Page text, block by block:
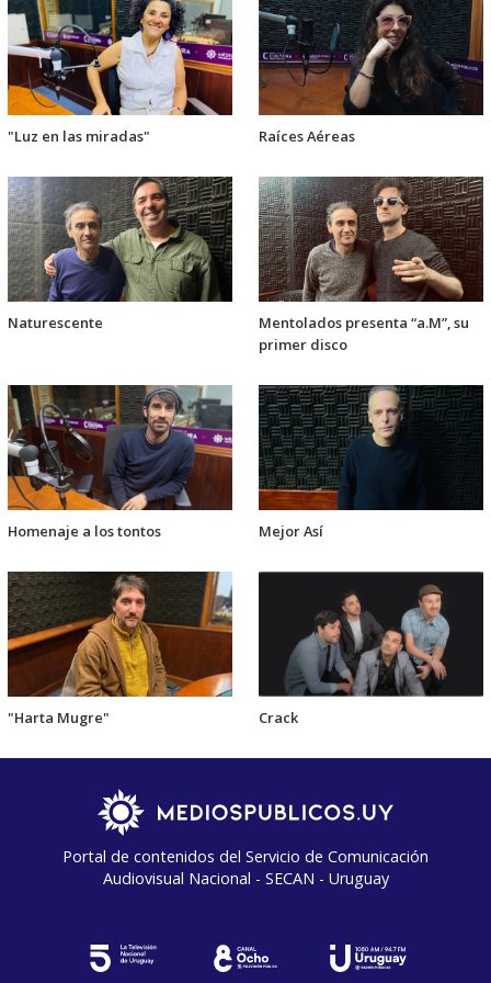
"Luz en las miradas" Raíces Aéreas
Naturescente
Mentolados presenta “a.M”, su
primer disco
Homenaje a los tontos Mejor Así
"Harta Mugre" Crack
Portal de contenidos del Servicio de Comunicación
Audiovisual Nacional - SECAN - Uruguay